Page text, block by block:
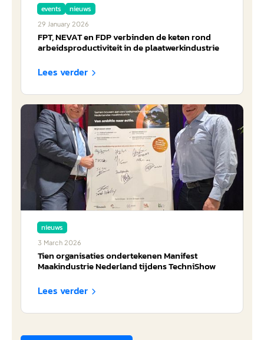
events nieuws
29 January 2026
FPT, NEVAT en FDP verbinden de keten rond
arbeidsproductiviteit in de plaatwerkindustrie
Lees verder 
nieuws
3 March 2026
Tien organisaties ondertekenen Manifest
Maakindustrie Nederland tijdens TechniShow
Lees verder 